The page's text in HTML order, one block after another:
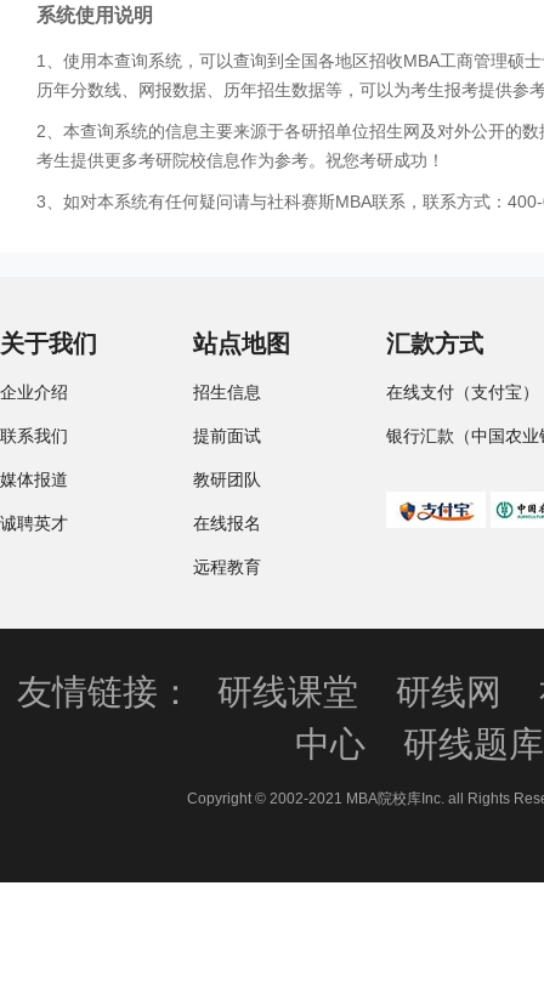
系统使用说明
1、使用本查询系统，可以查询到全国各地区招收MBA工商管理硕
历年分数线、网报数据、历年招生数据等，可以为考生报考提供参
2、本查询系统的信息主要来源于各研招单位招生网及对外公开的
考生提供更多考研院校信息作为参考。祝您考研成功！
3、如对本系统有任何疑问请与社科赛斯MBA联系，联系方式：
关于我们
企业介绍
联系我们
媒体报道
诚聘英才
站点地图
招生信息
提前面试
教研团队
在线报名
远程教育
汇款方式
在线支付（支付宝）
银行汇款（中国农业
友情链接： 研线课堂 研线网
中心
研线题库
Copyright © 2002-2021 MBA院校库Inc. all Rights